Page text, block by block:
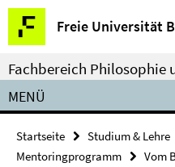
Springe
direkt
zu
Inhalt
Freie Universität
Service-
Navigation
Fachbereich Philosophie
MENÜ
Startseite Studium & Lehre
Mentoringprogramm
Vom